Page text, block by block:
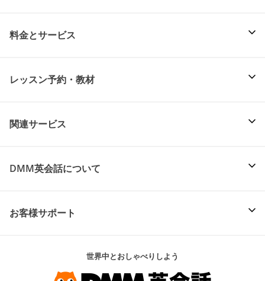
料金とサービス
レッスン予約・教材
関連サービス
DMM英会話について
お客様サポート
世界中とおしゃべりしよう